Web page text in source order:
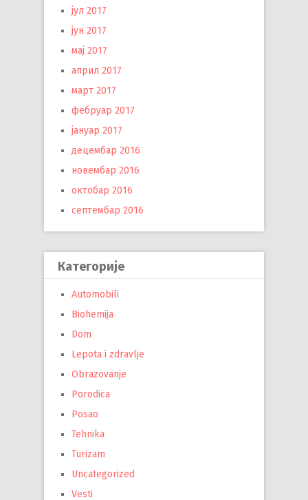
јул 2017
јун 2017
мај 2017
април 2017
март 2017
фебруар 2017
јануар 2017
децембар 2016
новембар 2016
октобар 2016
септембар 2016
Категорије
Automobili
Biohemija
Dom
Lepota i zdravlje
Obrazovanje
Porodica
Posao
Tehnika
Turizam
Uncategorized
Vesti